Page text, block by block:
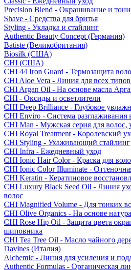
Precision Blend - Окрашивание и
Shave - Средства для бритья
Styling - Укладка и стайлинг
Authentic Beauty Concept (Германия)
Batiste (Великобритания)
Biosilk (США)
CHI (США)
CHI 44 Iron Guard - Термозащита
CHI Aloe Vera - Линия для всех
CHI Argan Oil - На основе масла
CHI - Оксиды и осветлители
CHI Deep Brilliance - Глубокое
CHI Enviro - Система разглаживания
CHI Man - Мужская серия для волос,
CHI Royal Treatment - Королевский
CHI Styling - Ухаживающий стайлинг
CHI Infra - Ежедневный уход
CHI Ionic Hair Color - Краска для
CHI Ionic Color Illuminate -
CHI Keratin - Кератиновое
CHI Luxury Black Seed Oil - Линия
волос
CHI Magnified Volume - Для тонких
CHI Olive Organics - На основе
CHI Rose Hip Oil - Защита цвета
шиповника
CHI Tea Tree Oil - Масло чайного
Davines (Италия)
Alchemic - Линия для усиления и
Authentic Formulas - Органическая